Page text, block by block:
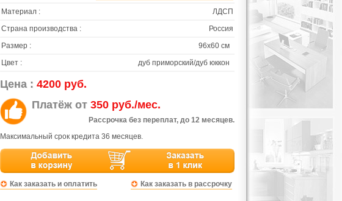
Материал :
ЛДСП
Страна производства :
Россия
Размер :
96х60 см
Цвет :
дуб приморский/дуб юккон
Цена : 4200 руб.
Платёж от 350 руб./мес.
Рассрочка без переплат, до 12 месяцев.
Максимальный срок кредита 36 месяцев.
Как заказать и оплатить Как заказать в рассрочку